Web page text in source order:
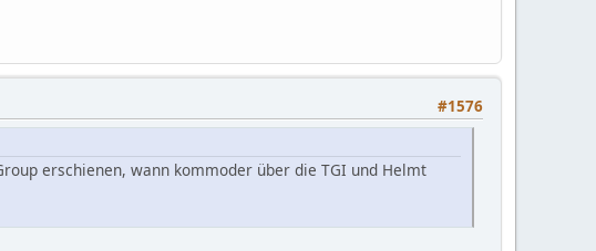
#1576
erschienen, wann kommoder über die TGI und Helmt